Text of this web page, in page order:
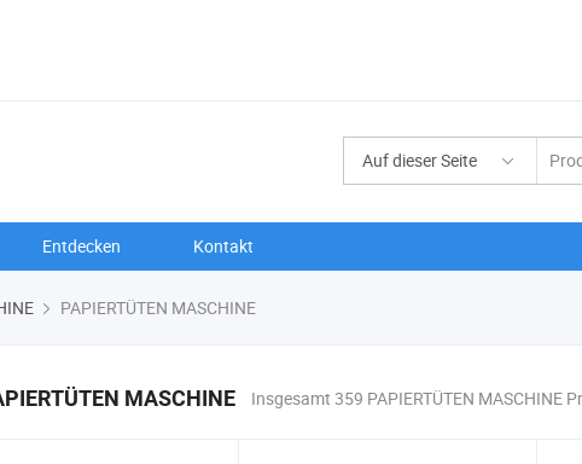
Auf dieser Seite
Entdecken Kontakt
PAPIERTÜTEN MASCHINE
MASCHINE Insgesamt 359 PAPIERTÜTEN MASCHINE